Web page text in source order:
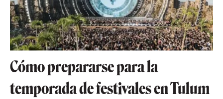
Cómo prepararse para la
temporada de festivales en Tulum